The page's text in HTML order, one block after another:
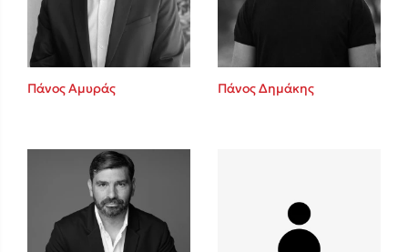
Πάνος Αμυράς Πάνος Δημάκης